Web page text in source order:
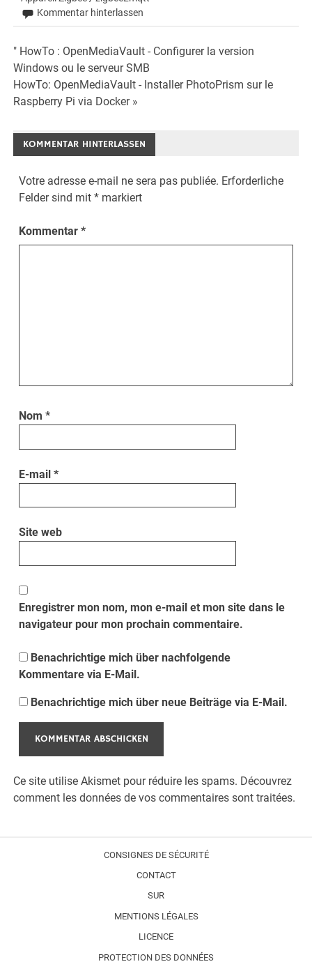
Kommentar hinterlassen
Beitrags-
Navigation
" HowTo : OpenMediaVault - Configurer la version
Windows ou le serveur SMB
HowTo: OpenMediaVault - Installer PhotoPrism sur le
Raspberry Pi via Docker »
KOMMENTAR HINTERLASSEN
Votre adresse e-mail ne sera pas publiée. Erforderliche
Felder sind mit* markiert
Kommentar*
Nom*
E-mail*
Site web
Enregistrer mon nom, mon e-mail et mon site dans le
navigateur pour mon prochain commentaire.
Benachrichtige mich über nachfolgende
Kommentare via E-Mail.
Benachrichtige mich über neue Beiträge via E-Mail.
Ce site utilise Akismet pour réduire les spams. Découvrez
comment les données de vos commentaires sont traitées.
CONSIGNES DE SÉCURITÉ
CONTACT
SUR
MENTIONS LÉGALES
LICENCE
PROTECTION DES DONNÉES